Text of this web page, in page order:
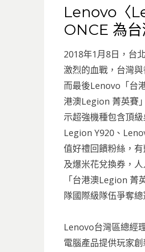
ON
Lenovo〈
ONCE 為
2018年1月8日，台
激烈的血戰，台灣
而最後Lenovo「台
港澳Legion 菁英賽
示超強機種包含頂
Legion Y920、
值好禮回饋粉絲，
及爆米花兌換券，
「台港澳Legion
隊國際級隊伍爭奪
Lenovo台灣區總經
電腦產品提供玩家